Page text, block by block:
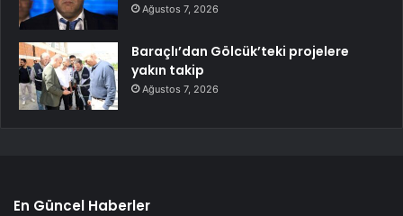
Ağustos 7, 2026
Baraçlı’dan Gölcük’teki projelere
yakın takip
Ağustos 7, 2026
En Güncel Haberler